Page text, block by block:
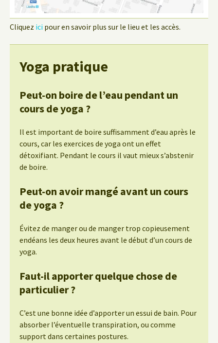
Cliquez ici pour en savoir plus sur le lieu et les accès.
Yoga pratique
Peut-on boire de l’eau pendant un
cours de yoga ?
Il est important de boire suffisamment d’eau après le
cours, car les exercices de yoga ont un effet
détoxifiant. Pendant le cours il vaut mieux s’abstenir
de boire.
Peut-on avoir mangé avant un cours
de yoga ?
Évitez de manger ou de manger trop copieusement
endéans les deux heures avant le début d’un cours de
yoga.
Faut-il apporter quelque chose de
particulier ?
C’est une bonne idée d’apporter un essui de bain. Pour
absorber l’éventuelle transpiration, ou comme
support dans certaines postures.